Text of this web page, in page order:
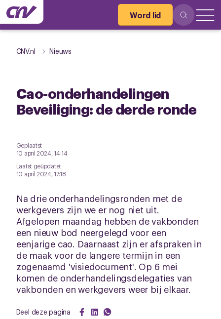
Word lid
CNV.nl Nieuws
Cao-onderhandelingen
Beveiliging: de derde ronde
Geplaatst
10 april 2024, 14:14
Laatst geüpdatet
10 april 2024, 17:18
Na drie onderhandelingsronden met de
werkgevers zijn we er nog niet uit.
Afgelopen maandag hebben de vakbonden
een nieuw bod neergelegd voor een
eenjarige cao. Daarnaast zijn er afspraken in
de maak voor de langere termijn in een
zogenaamd 'visiedocument'. Op 6 mei
komen de onderhandelingsdelegaties van
vakbonden en werkgevers weer bij elkaar.
Deel deze pagina